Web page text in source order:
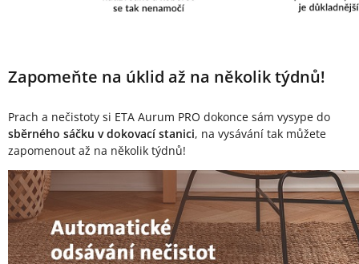
Zapomeňte na úklid až na několik týdnů!
Prach a nečistoty si ETA Aurum PRO dokonce sám vysype do
sběrného sáčku v dokovací stanici, na vysávání tak můžete
zapomenout až na několik týdnů!